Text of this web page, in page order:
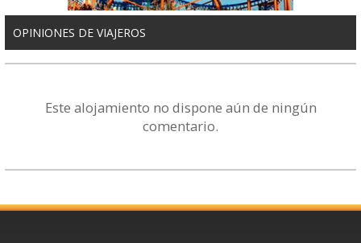
OPINIONES DE VIAJEROS
Este alojamiento no dispone aún de ningún
comentario.